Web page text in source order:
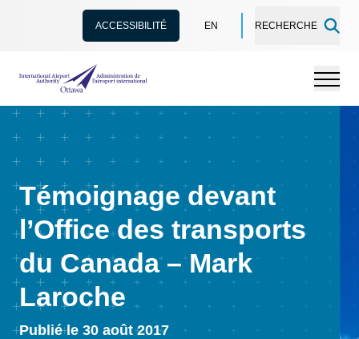
ACCESSIBILITÉ EN RECHERCHE
Administration de l’aéroport international d'Ottawa
Menu
Témoignage devant
l’Office des transports
du Canada – Mark
Laroche
Publié le 30 août 2017